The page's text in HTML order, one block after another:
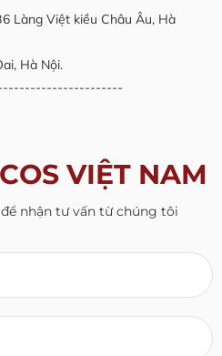
Làng Việt kiều Châu Âu, Hà
Hà Nội.
VIỆT NAM
nhận tư vấn từ chúng tôi